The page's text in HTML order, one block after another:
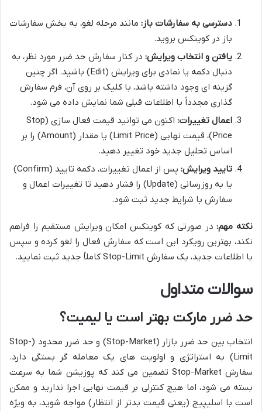
دسترسی به سفارشات باز: مانند مرحله لغو، به بخش سفارشات
باز در کوینکس بروید.
یافتن و انتخاب ویرایش: در کنار سفارش حد ضرر مورد نظر، به
دنبال دکمه یا نمادی برای ویرایش (Edit) باشید. اگر چنین
گزینه ای وجود داشته باشد، با کلیک بر روی آن، فرم سفارش
گذاری مجدداً با اطلاعات قبلی شما نمایش داده می شود.
اعمال تغییرات:
اکنون می توانید قیمت فعال سازی (Stop
Price)، قیمت نهایی (Limit Price) یا مقدار (Amount) را بر
اساس تحلیل جدید خود تغییر دهید.
تایید ویرایش:
پس از اعمال تغییرات، دکمه تایید (Confirm)
یا به روزرسانی (Update) را فشار دهید تا تغییرات اعمال و
سفارش با شرایط جدید ثبت شود.
نکته مهم:در صورتی که کوینکس امکان ویرایش مستقیم را فراهم
نکند، بهترین رویکرد این است که سفارش فعال را لغو کرده و سپس
با اطلاعات جدید، یک سفارش Stop-Limit کاملاً جدید ثبت نمایید.
سوالات متداول
حد ضرر مارکت بهتر است یا لیمیت؟
انتخاب بین حد ضرر بازار (Stop-Market) و حد ضرر محدود (Stop-
Limit) به استراتژی و اولویت های یک معامله گر بستگی دارد.
سفارش Stop-Market تضمین می کند که پوزیشن شما به سرعت
بسته می شود، اما هیچ کنترلی بر قیمت نهایی اجرا ندارید و ممکن
است با اسلیپیج (یعنی قیمت بدتر از انتظار) مواجه شوید، به ویژه